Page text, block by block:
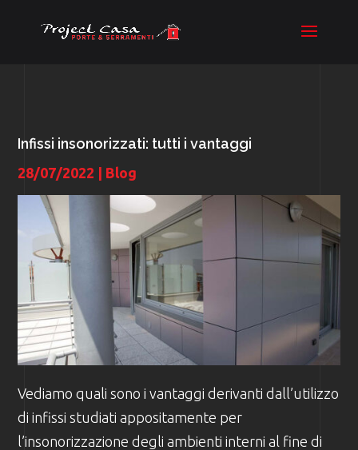
Infissi insonorizzati: tutti i vantaggi
28/07/2022 Blog
Vediamo quali sono i vantaggi derivanti dall’utilizzo
di infissi studiati appositamente per
l’insonorizzazione degli ambienti interni al fine di